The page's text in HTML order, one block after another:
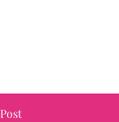
Post